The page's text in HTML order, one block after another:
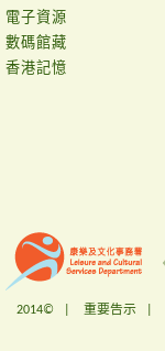
電子資源
數碼館藏
香港記憶
2014© | 重要告示